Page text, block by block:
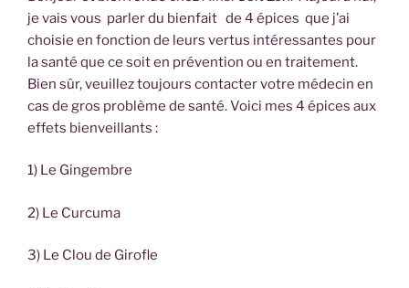
je vais vous parler du bienfait de 4 épices que j’ai
choisie en fonction de leurs vertus intéressantes pour
la santé que ce soit en prévention ou en traitement.
Bien sûr, veuillez toujours contacter votre médecin en
cas de gros problème de santé. Voici mes 4 épices aux
effets bienveillants :
1) Le Gingembre
2) Le Curcuma
3) Le Clou de Girofle